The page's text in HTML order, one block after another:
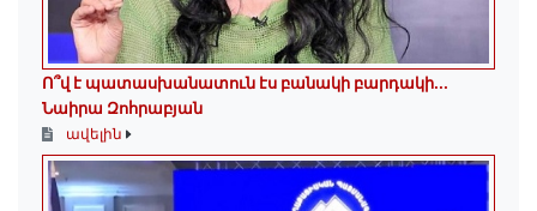
Ո՞վ է պատասխանատուն էս բանակի բարդակի․․․
Նաիրա Զոհրաբյան
ավելին